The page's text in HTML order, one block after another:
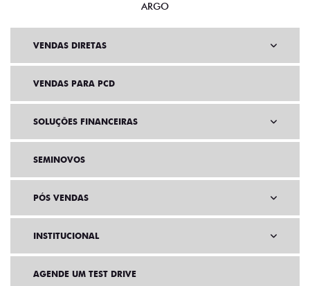
ARGO
VENDAS DIRETAS
VENDAS PARA PCD
SOLUÇÕES FINANCEIRAS
SEMINOVOS
PÓS VENDAS
INSTITUCIONAL
AGENDE UM TEST DRIVE